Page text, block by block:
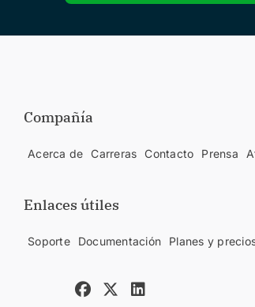
Compañía
Acerca de Carreras Contacto Prensa
Enlaces útiles
Soporte Documentación Planes y